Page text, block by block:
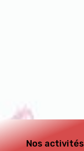
Nos activités